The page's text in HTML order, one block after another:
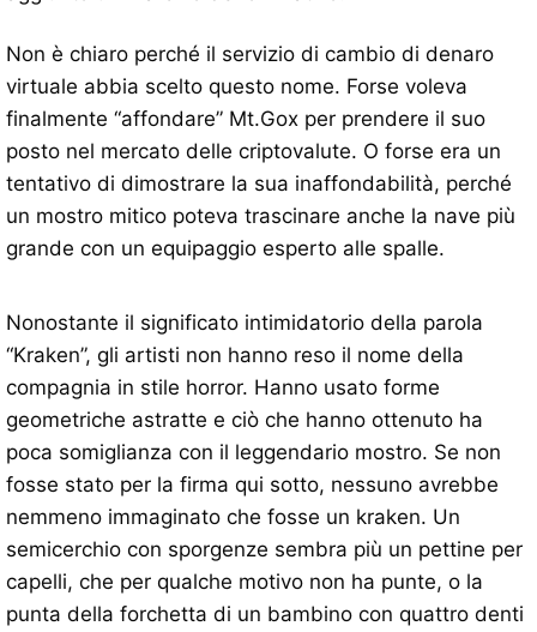
Non è chiaro perché il servizio di cambio di denaro
virtuale abbia scelto questo nome. Forse voleva
finalmente “affondare” Mt.Gox per prendere il suo
posto nel mercato delle criptovalute. O forse era un
tentativo di dimostrare la sua inaffondabilità, perché
un mostro mitico poteva trascinare anche la nave più
grande con un equipaggio esperto alle spalle.
Nonostante il significato intimidatorio della parola
“Kraken”, gli artisti non hanno reso il nome della
compagnia in stile horror. Hanno usato forme
geometriche astratte e ciò che hanno ottenuto ha
poca somiglianza con il leggendario mostro. Se non
fosse stato per la firma qui sotto, nessuno avrebbe
nemmeno immaginato che fosse un kraken. Un
semicerchio con sporgenze sembra più un pettine per
capelli, che per qualche motivo non ha punte, o la
punta della forchetta di un bambino con quattro denti